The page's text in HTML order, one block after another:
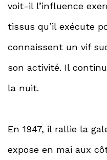
voit-il l’influence
tissus qu’il exécute
connaissent un vif
son activité. Il
la nuit.
En 1947, il rallie la
expose en mai aux